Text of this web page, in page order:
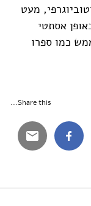
מעט
אסתטי
כמו ספרו
Share this...